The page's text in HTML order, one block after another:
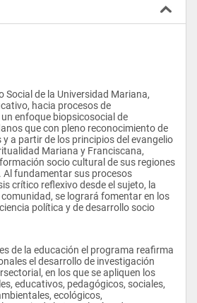
Social de la Universidad Mariana,
hacia procesos de
enfoque biopsicosocial de
que con pleno reconocimiento de
y a partir de los principios del evangelio
Mariana y Franciscana,
socio cultural de sus regiones
Al fundamentar sus procesos
crítico reflexivo desde el sujeto, la
se logrará fomentar en los
política y de desarrollo socio
de la educación el programa reafirma
el desarrollo de investigación
en los que se apliquen los
educativos, pedagógicos, sociales,
ecológicos,